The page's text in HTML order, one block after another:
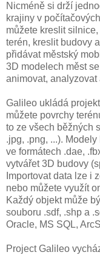
Nicméně si drží
krajiny v
můžete kreslit
terén, kreslit budovy
přidávat městský
3D modelech měst
animovat, analyzovat
Galileo ukládá
můžete povrchy
to ze všech běžných
.jpg, .png, ...).
ve formátech .dae,
vytvářet 3D budovy
Importovat data lze i
nebo můžete využít
Každý objekt může
souboru .sdf, .shp a
Oracle, MS SQL,
Project Galileo